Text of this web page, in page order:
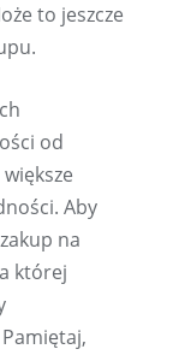
to jeszcze
od
Aby
na
której